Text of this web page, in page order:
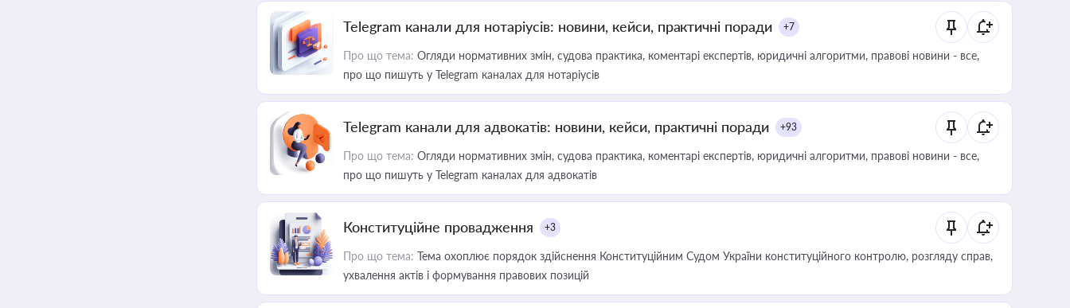
Telegram канали для нотаріусів: новини, кейси, практичні поради +7
Про що тема: Огляди нормативних змін, судова практика, коментарі експертів, юридичні алгоритми, правові новини - все,
про що пишуть у Telegram каналах для нотаріусів
Telegram канали для адвокатів: новини, кейси, практичні поради +93
Про що тема: Огляди нормативних змін, судова практика, коментарі експертів, юридичні алгоритми, правові новини - все,
про що пишуть у Telegram каналах для адвокатів
Конституційне провадження +3
Про що тема: Тема охоплює порядок здійснення Конституційним Судом України конституційного контролю, розгляду справ,
ухвалення актів і формування правових позицій